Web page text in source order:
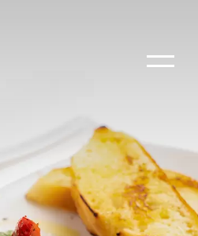
Attraktionen und
im Soča-Tal
unseren Reisetipps.
Sie ein
JAVORCA